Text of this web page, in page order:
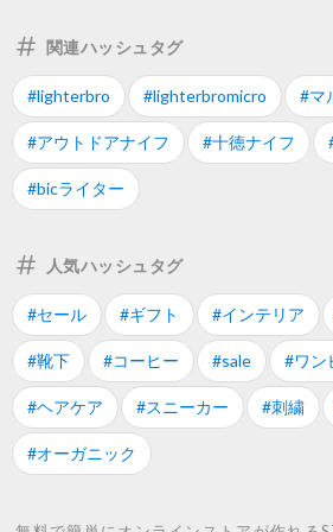
関連ハッシュタグ
#lighterbro #lighterbromicro #マ
#アウトドアナイフ #十徳ナイフ
#bicライター
人気ハッシュタグ
#セール #ギフト #インテリア
#靴下 #コーヒー #sale #ワン
#ヘアケア #スニーカー #刺繍
#オーガニック